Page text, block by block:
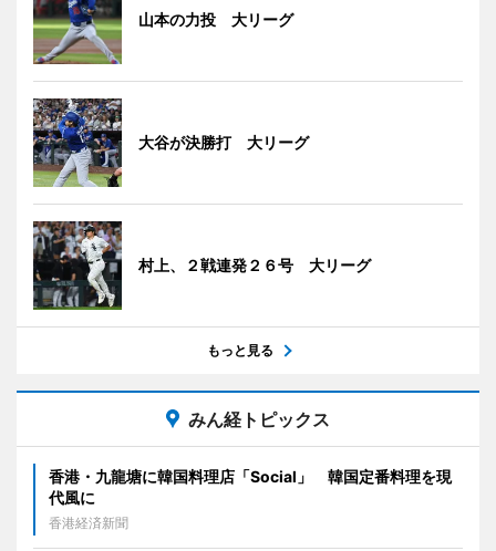
山本の力投 大リーグ
大谷が決勝打 大リーグ
村上、２戦連発２６号 大リーグ
もっと見る
みん経トピックス
香港・九龍塘に韓国料理店「Social」 韓国定番料理を現
代風に
香港経済新聞